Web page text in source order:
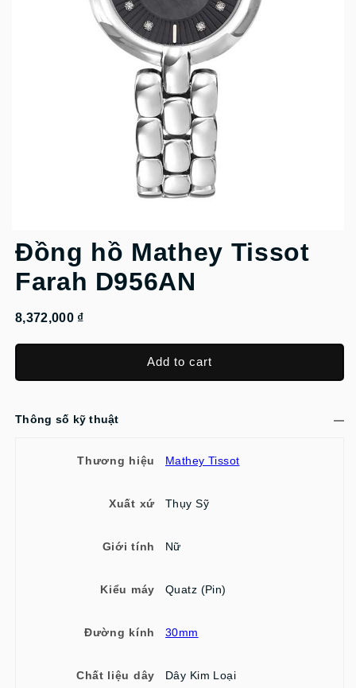
Đồng hồ Mathey Tissot
Farah D956AN
8,372,000 ₫
Add to cart
Thông số kỹ thuật
Thương hiệu Mathey Tissot
Xuất xứ Thụy Sỹ
Giới tính Nữ
Kiểu máy Quatz (Pin)
Đường kính 30mm
Chất liệu dây Dây Kim Loại